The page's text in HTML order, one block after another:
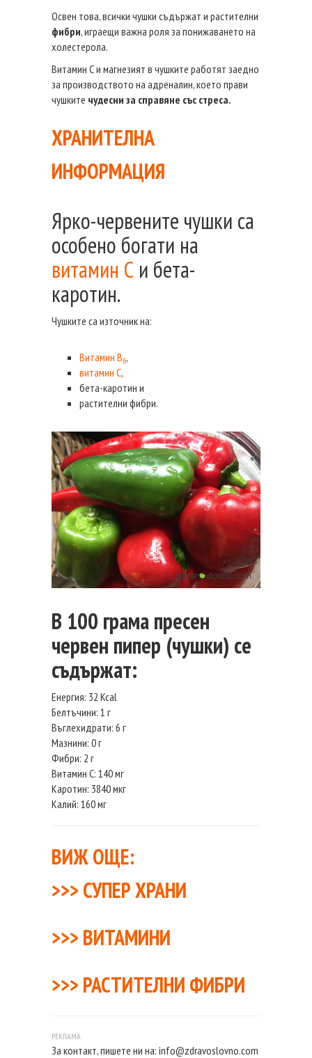
Освен това, всички чушки съдържат и растителни
фибри, играещи важна роля за понижаването на
холестерола.
Витамин С и магнезият в чушките работят заедно
за производството на адреналин, което прави
чушките чудесни за справяне със стреса.
ХРАНИТЕЛНА
ИНФОРМАЦИЯ
Ярко-червените чушки са
особено богати на
витамин С и бета-
каротин.
Чушките са източник на:
Витамин В6,
витамин С,
бета-каротин и
растителни фибри.
В 100 грама пресен
червен пипер (чушки) се
съдържат:
Енергия: 32 Kcal
Белтъчини: 1 г
Въглехидрати: 6 г
Мазнини: 0 г
Фибри: 2 г
Витамин С: 140 мг
Каротин: 3840 мкг
Калий: 160 мг
ВИЖ ОЩЕ:
>>> СУПЕР ХРАНИ
>>> ВИТАМИНИ
>>> РАСТИТЕЛНИ ФИБРИ
За контакт, пишете ни на: info@zdravoslovno.com